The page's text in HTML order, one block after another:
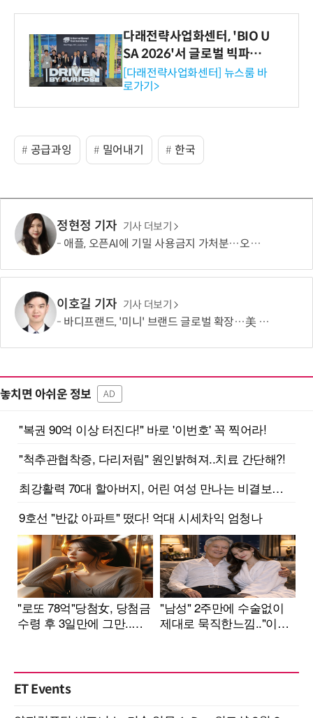
다래전략사업화센터, 'BIO U
SA 2026'서 글로벌 빅파마
와의 비즈니스 미팅 지원…K
-바이오 해외 진출 교두보 확
보
[다래전략사업화센터] 뉴스룸 바
로가기>
공급과잉 밀어내기 한국
정현정 기자 기사 더보기
애플, 오픈AI에 기밀 사용금지 가처분…오픈AI “근거 없는 감정 싸움”
이호길 기자 기사 더보기
바디프랜드, '미니' 브랜드 글로벌 확장…美 이어 동남아·유럽 진출
놓치면 아쉬운 정보 AD
ET Events